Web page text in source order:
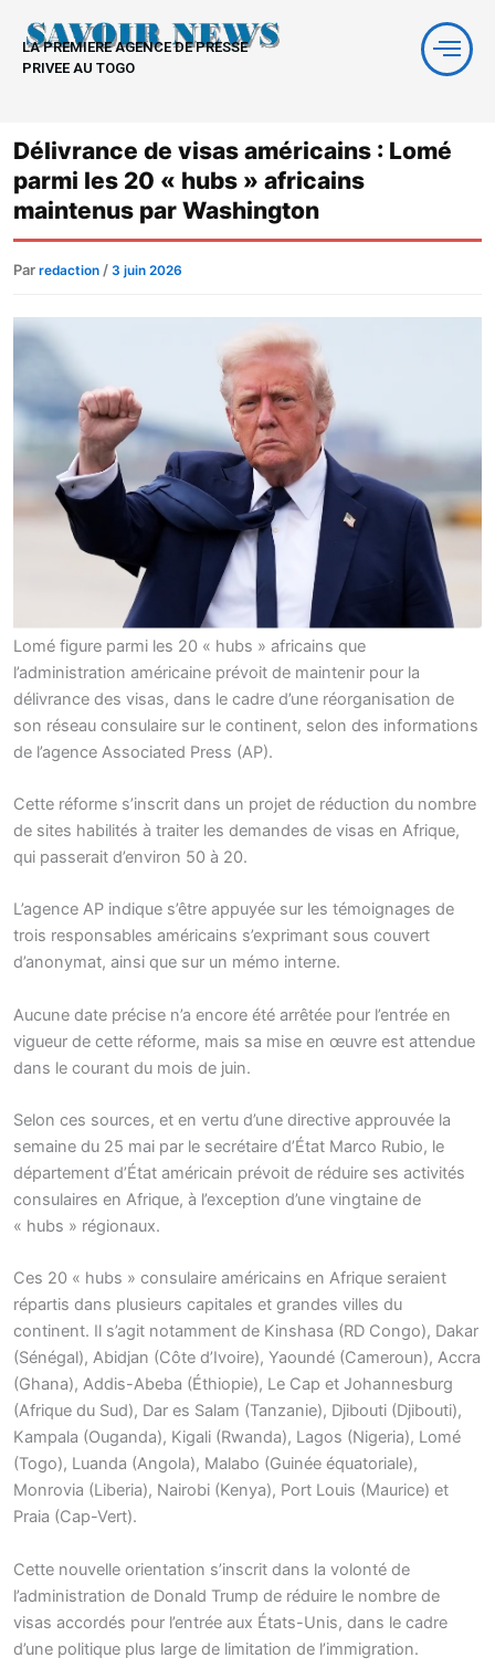
contenu
LA PREMIERE AGENCE DE PRESSE
PRIVEE AU TOGO
Délivrance de visas américains : Lomé
parmi les 20 « hubs » africains
maintenus par Washington
Par redaction / 3 juin 2026
Lomé figure parmi les 20 « hubs » africains que
l’administration américaine prévoit de maintenir pour la
délivrance des visas, dans le cadre d’une réorganisation de
son réseau consulaire sur le continent, selon des informations
de l’agence Associated Press (AP).
Cette réforme s’inscrit dans un projet de réduction du nombre
de sites habilités à traiter les demandes de visas en Afrique,
qui passerait d’environ 50 à 20.
L’agence AP indique s’être appuyée sur les témoignages de
trois responsables américains s’exprimant sous couvert
d’anonymat, ainsi que sur un mémo interne.
Aucune date précise n’a encore été arrêtée pour l’entrée en
vigueur de cette réforme, mais sa mise en œuvre est attendue
dans le courant du mois de juin.
Selon ces sources, et en vertu d’une directive approuvée la
semaine du 25 mai par le secrétaire d’État Marco Rubio, le
département d’État américain prévoit de réduire ses activités
consulaires en Afrique, à l’exception d’une vingtaine de
« hubs » régionaux.
Ces 20 « hubs » consulaire américains en Afrique seraient
répartis dans plusieurs capitales et grandes villes du
continent. Il s’agit notamment de Kinshasa (RD Congo), Dakar
(Sénégal), Abidjan (Côte d’Ivoire), Yaoundé (Cameroun), Accra
(Ghana), Addis-Abeba (Éthiopie), Le Cap et Johannesburg
(Afrique du Sud), Dar es Salam (Tanzanie), Djibouti (Djibouti),
Kampala (Ouganda), Kigali (Rwanda), Lagos (Nigeria), Lomé
(Togo), Luanda (Angola), Malabo (Guinée équatoriale),
Monrovia (Liberia), Nairobi (Kenya), Port Louis (Maurice) et
Praia (Cap-Vert).
Cette nouvelle orientation s’inscrit dans la volonté de
l’administration de Donald Trump de réduire le nombre de
visas accordés pour l’entrée aux États-Unis, dans le cadre
d’une politique plus large de limitation de l’immigration.